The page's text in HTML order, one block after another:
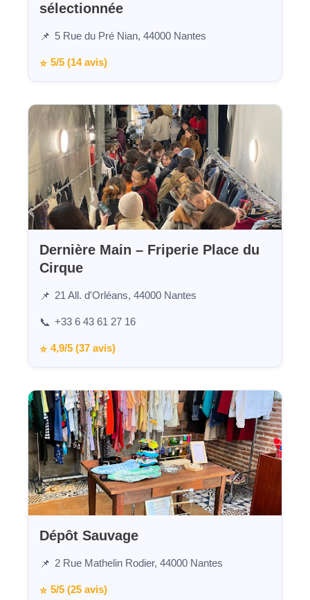
sélectionnée
📌 5 Rue du Pré Nian, 44000 Nantes
⭐ 5/5 (14 avis)
Dernière Main – Friperie Place du
Cirque
📌 21 All. d'Orléans, 44000 Nantes
📞 +33 6 43 61 27 16
⭐ 4,9/5 (37 avis)
Dépôt Sauvage
📌 2 Rue Mathelin Rodier, 44000 Nantes
⭐ 5/5 (25 avis)